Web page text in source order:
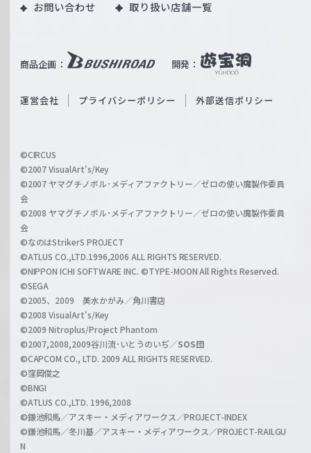
W
ß
c
a
r
z
商品企画： 開発：
u
b
O
i
l
h
a
n
l
お問い合わせ 取り扱い店舗一覧
運営会社 プライバシーポリシー 外部送信ポリシー
©CIRCUS
©2007 VisualArt's/Key
©2007 ヤマグチノボル･メディアファクトリー／ゼロの使い魔製作委員
会
©2008 ヤマグチノボル･メディアファクトリー／ゼロの使い魔製作委員
会
©なのはStrikerS PROJECT
©ATLUS CO.,LTD.1996,2006 ALL RIGHTS RESERVED.
©NIPPON ICHI SOFTWARE INC. ©TYPE-MOON All Rights Reserved.
©SEGA
©2005、2009 美水かがみ／角川書店
©2008 VisualArt's/Key
©2009 Nitroplus/Project Phantom
©2007,2008,2009谷川流･いとうのいぢ／SOS団
©CAPCOM CO., LTD. 2009 ALL RIGHTS RESERVED.
©窪岡俊之
©BNGI
©ATLUS CO.,LTD. 1996,2008
©鎌池和馬／アスキー・メディアワークス／PROJECT-INDEX
©鎌池和馬／冬川基／アスキー・メディアワークス／PROJECT-RAILGU
N